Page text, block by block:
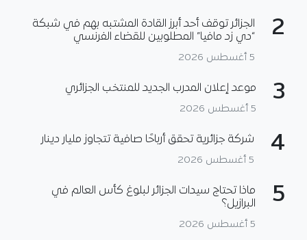
2
الجزائر توقف أحد أبرز القادة المشتبه بهم في شبكة
“دي زد مافيا” المطلوبين للقضاء الفرنسي
5 أغسطس 2026
3 موعد إعلان المدرب الجديد للمنتخب الجزائري
5 أغسطس 2026
4 شركة جزائرية تحقق أرباحًا صافية تتجاوز مليار دينار
5 أغسطس 2026
5
ماذا تحتاج سيدات الجزائر لبلوغ كأس العالم في
البرازيل؟
5 أغسطس 2026